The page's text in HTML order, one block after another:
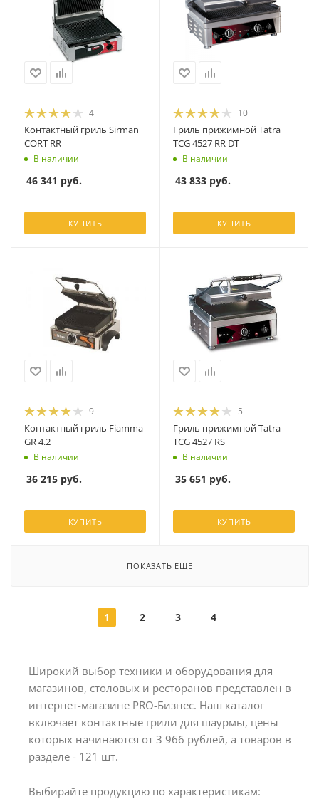
4
Контактный гриль Sirman
CORT RR
В наличии
46 341 руб.
КУПИТЬ
10
Гриль прижимной Tatra
TCG 4527 RR DT
В наличии
43 833 руб.
КУПИТЬ
9
Контактный гриль Fiamma
GR 4.2
В наличии
36 215 руб.
КУПИТЬ
5
Гриль прижимной Tatra
TCG 4527 RS
В наличии
35 651 руб.
КУПИТЬ
ПОКАЗАТЬ ЕЩЕ
1 2 3 4
Широкий выбор техники и оборудования для
магазинов, столовых и ресторанов представлен в
интернет-магазине PRO-Бизнес. Наш каталог
включает контактные грили для шаурмы, цены
которых начинаются от 3 966 рублей, а товаров в
разделе - 121 шт.
Выбирайте продукцию по характеристикам: